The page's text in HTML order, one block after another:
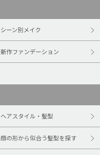
シーン別メイク
新作ファンデーション
ヘアスタイル・髪型
顔の形から似合う髪型を探す